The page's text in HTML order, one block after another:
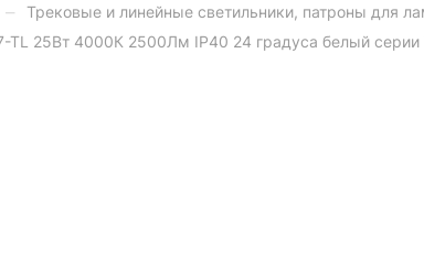
– Трековые и линейные светильники, патроны для
TL 25Вт 4000К 2500Лм IP40 24 градуса белый серии